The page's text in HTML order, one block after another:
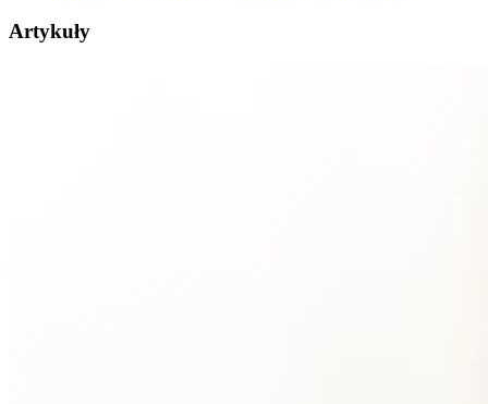
Artykuły